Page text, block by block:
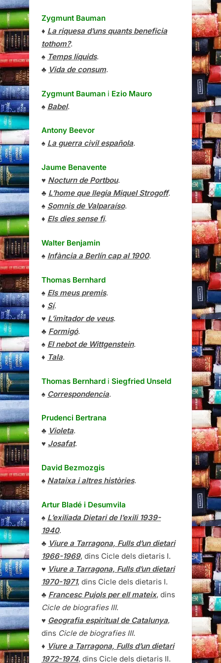
Zygmunt Bauman
♦ La riquesa d’uns quants beneficia
tothom?.
♠ Temps líquids.
♣ Vida de consum.
Zygmunt Bauman i Ezio Mauro
♠ Babel.
Antony Beevor
♠ La guerra civil española.
Jaume Benavente
♥ Nocturn de Portbou.
♣ L’home que llegia Miquel Strogoff.
♠ Somnis de Valparaíso.
♦ Els dies sense fi.
Walter Benjamin
♠ Infància a Berlín cap al 1900.
Thomas Bernhard
♠ Els meus premis.
♦ Sí.
♥ L’imitador de veus.
♣ Formigó.
♠ El nebot de Wittgenstein.
♦ Tala.
Thomas Bernhard i Siegfried Unseld
♠ Correspondencia.
Prudenci Bertrana
♣ Violeta.
♥ Josafat.
David Bezmozgis
♠ Nataixa i altres històries.
Artur Bladé i Desumvila
♠ L’exiliada Dietari de l’exili 1939-
1940.
♣ Viure a Tarragona, Fulls d’un dietari
1966-1969, dins Cicle dels dietaris I.
♥ Viure a Tarragona, Fulls d’un dietari
1970-1971, dins Cicle dels dietaris I.
♣ Francesc Pujols per ell mateix, dins
Cicle de biografies III.
♥ Geografia espiritual de Catalunya,
dins Cicle de biografies III.
♦ Viure a Tarragona, Fulls d’un dietari
1972-1974, dins Cicle dels dietaris II.